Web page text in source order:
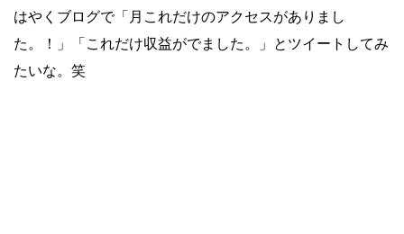
はやくブログで「月これだけのアクセスがありまし
た。！」「これだけ収益がでました。」とツイートしてみ
たいな。笑